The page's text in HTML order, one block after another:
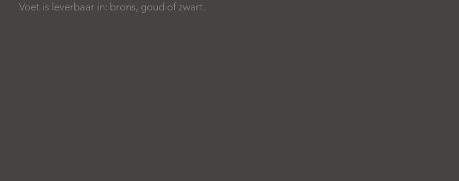
Voet is leverbaar in: brons, goud of zwart.